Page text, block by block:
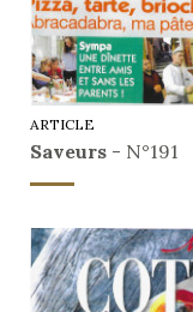
ARTICLE
Saveurs - N°191